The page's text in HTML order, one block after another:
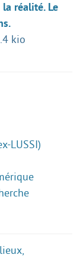
réalité. Le
kio
LUSSI)